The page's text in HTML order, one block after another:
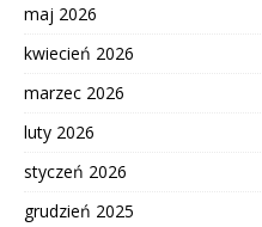
maj 2026
kwiecień 2026
marzec 2026
luty 2026
styczeń 2026
grudzień 2025